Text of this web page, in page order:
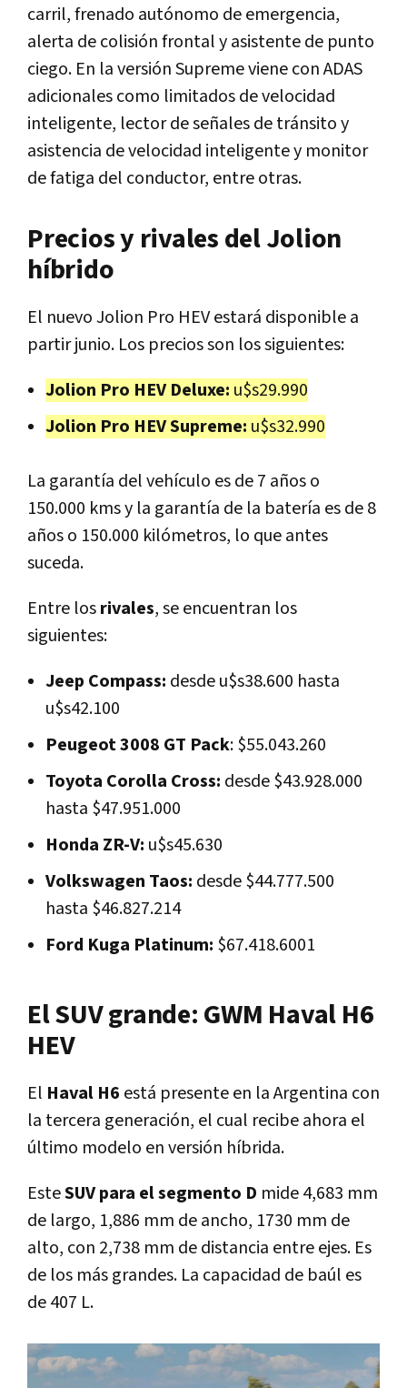
carril, frenado autónomo de emergencia,
alerta de colisión frontal y asistente de punto
ciego. En la versión Supreme viene con ADAS
adicionales como limitados de velocidad
inteligente, lector de señales de tránsito y
asistencia de velocidad inteligente y monitor
de fatiga del conductor, entre otras.
Precios y rivales del Jolion
híbrido
El nuevo Jolion Pro HEV estará disponible a
partir junio. Los precios son los siguientes:
Jolion Pro HEV Deluxe: u$s29.990
Jolion Pro HEV Supreme: u$s32.990
La garantía del vehículo es de 7 años o
150.000 kms y la garantía de la batería es de 8
años o 150.000 kilómetros, lo que antes
suceda.
Entre losrivales, se encuentran los
siguientes:
Jeep Compass: desde u$s38.600 hasta
u$s42.100
Peugeot 3008 GT Pack: $55.043.260
Toyota Corolla Cross: desde $43.928.000
hasta $47.951.000
Honda ZR-V: u$s45.630
Volkswagen Taos: desde $44.777.500
hasta $46.827.214
Ford Kuga Platinum: $67.418.6001
El SUV grande: GWM Haval H6
HEV
El Haval H6 está presente en la Argentina con
la tercera generación, el cual recibe ahora el
último modelo en versión híbrida.
EsteSUV para el segmento D mide 4,683 mm
de largo, 1,886 mm de ancho, 1730 mm de
alto, con 2,738 mm de distancia entre ejes. Es
de los más grandes. La capacidad de baúl es
de 407 L.